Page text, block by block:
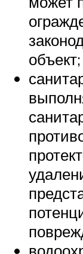
объект;